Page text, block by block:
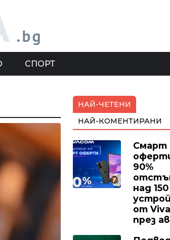
СПОРТ
НАЙ-ЧЕТЕНИ
НАЙ-КОМЕНТИРАНИ
Смарт
90%
над 150
от
през